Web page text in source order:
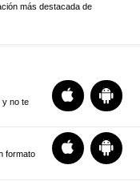
más destacada de
y no te
formato